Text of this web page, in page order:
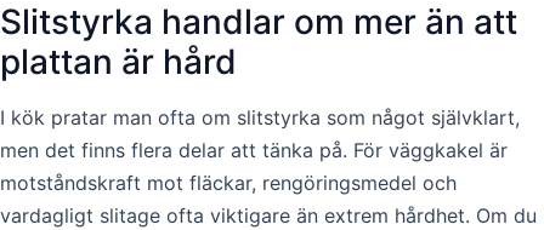
Slitstyrka handlar om mer än att
plattan är hård
I kök pratar man ofta om slitstyrka som något självklart,
men det finns flera delar att tänka på. För väggkakel är
motståndskraft mot fläckar, rengöringsmedel och
vardagligt slitage ofta viktigare än extrem hårdhet. Om du